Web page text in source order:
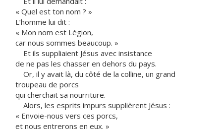
« Quel est ton nom ? »
L’homme lui dit :
« Mon nom est Légion,
car nous sommes beaucoup. »
Et ils suppliaient Jésus avec insistance
de ne pas les chasser en dehors du pays.
Or, il y avait là, du côté de la colline, un grand
troupeau de porcs
qui cherchait sa nourriture.
Alors, les esprits impurs supplièrent Jésus :
« Envoie-nous vers ces porcs,
et nous entrerons en eux. »